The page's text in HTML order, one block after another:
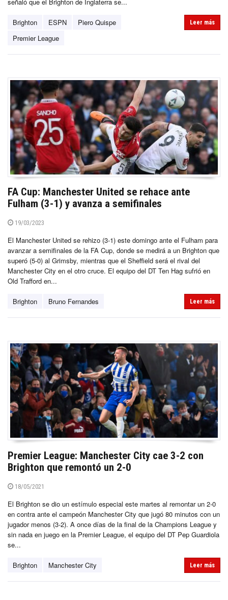
Brighton ESPN
Piero Quispe
Premier League
Leer más
FA Cup: Manchester United se rehace ante
Fulham (3-1) y avanza a semifinales
19/03/2023
El Manchester United se rehizo (3-1) este domingo ante el Fulham para
avanzar a semifinales de la FA Cup, donde se medirá a un Brighton que
superó (5-0) al Grimsby, mientras que el Sheffield será el rival del
Manchester City en el otro cruce. El equipo del DT Ten Hag sufrió en
Old Trafford en...
Brighton Bruno Fernandes Leer más
Premier League: Manchester City cae 3-2 con
Brighton que remontó un 2-0
18/05/2021
El Brighton se dio un estímulo especial este martes al remontar un 2-0
en contra ante el campeón Manchester City que jugó 80 minutos con un
jugador menos (3-2). A once días de la final de la Champions League y
sin nada en juego en la Premier League, el equipo del DT Pep Guardiola
se...
Brighton Manchester City Leer más